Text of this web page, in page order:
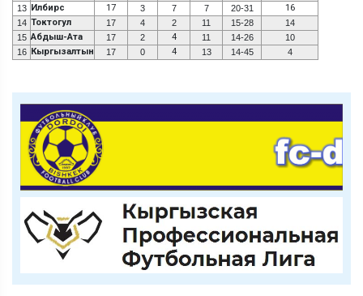
13 Илбирс 17 3 7 7 20-31 16
14 Токтогул 17 4 2 11 15-28
14
15 Абдыш-Ата 17 2 4 11 14-26
10
16 Кыргызалтын 17 0 4 13 14-45 4